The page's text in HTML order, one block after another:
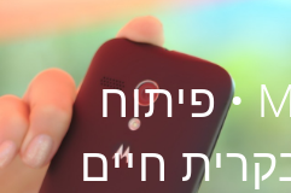
Magnets • פיתוח
חיים